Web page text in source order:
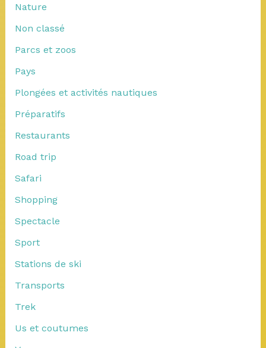
Nature
Non classé
Parcs et zoos
Pays
Plongées et activités nautiques
Préparatifs
Restaurants
Road trip
Safari
Shopping
Spectacle
Sport
Stations de ski
Transports
Trek
Us et coutumes